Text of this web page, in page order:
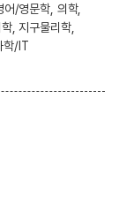
/영문학, 의학,
, 지구물리학,
학/IT